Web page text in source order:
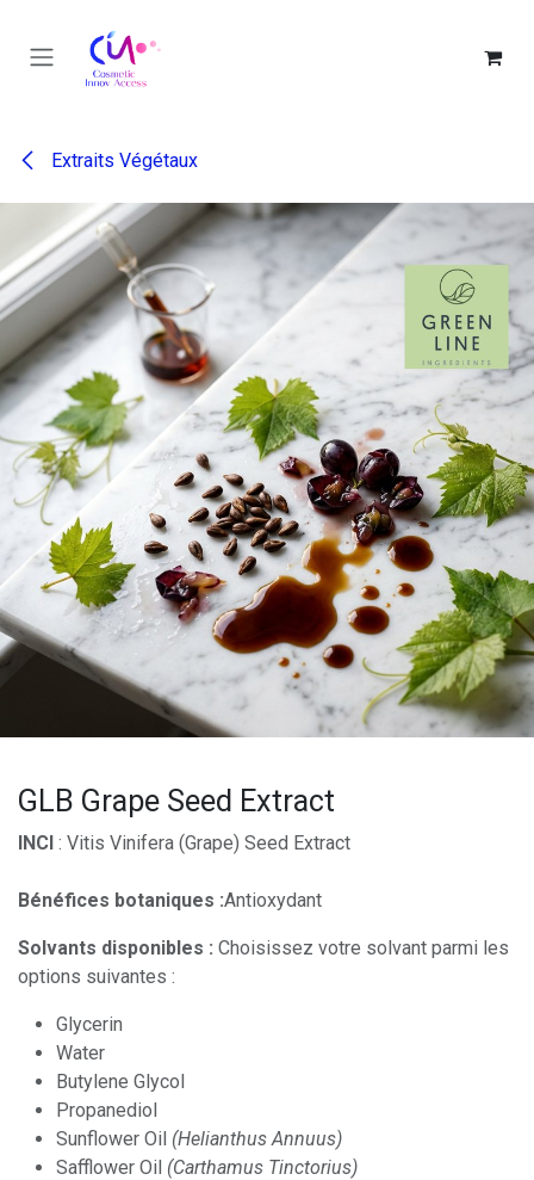
Extraits Végétaux
GLB Grape Seed Extract
INCI : Vitis Vinifera (Grape) Seed Extract
Bénéfices botaniques :Antioxydant
Solvants disponibles : Choisissez votre solvant parmi les
options suivantes :
Glycerin
Water
Butylene Glycol
Propanediol
Sunflower Oil (Helianthus Annuus)
Safflower Oil (Carthamus Tinctorius)